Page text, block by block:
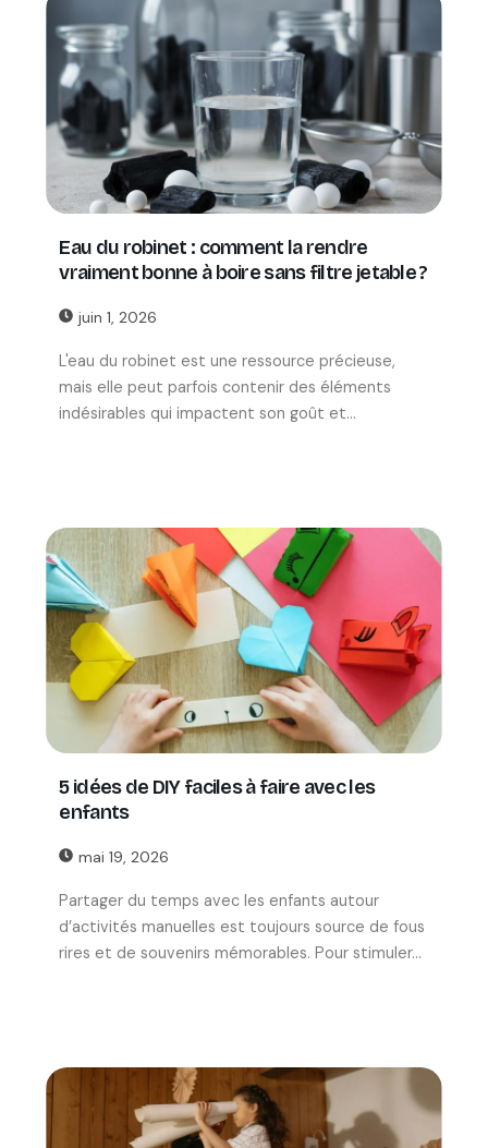
Eau du robinet : comment la rendre
vraiment bonne à boire sans filtre jetable ?
juin 1, 2026
L'eau du robinet est une ressource précieuse,
mais elle peut parfois contenir des éléments
indésirables qui impactent son goût et...
5 idées de DIY faciles à faire avec les
enfants
mai 19, 2026
Partager du temps avec les enfants autour
d’activités manuelles est toujours source de fous
rires et de souvenirs mémorables. Pour stimuler...